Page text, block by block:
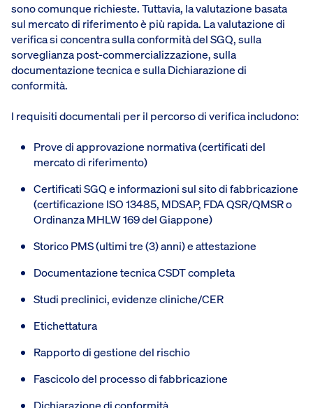
sono comunque richieste. Tuttavia, la valutazione basata
sul mercato di riferimento è più rapida. La valutazione di
verifica si concentra sulla conformità del SGQ, sulla
sorveglianza post-commercializzazione, sulla
documentazione tecnica e sulla Dichiarazione di
conformità.
I requisiti documentali per il percorso di verifica includono:
Prove di approvazione normativa (certificati del
mercato di riferimento)
Certificati SGQ e informazioni sul sito di fabbricazione
(certificazione ISO 13485, MDSAP, FDA QSR/QMSR o
Ordinanza MHLW 169 del Giappone)
Storico PMS (ultimi tre (3) anni) e attestazione
Documentazione tecnica CSDT completa
Studi preclinici, evidenze cliniche/CER
Etichettatura
Rapporto di gestione del rischio
Fascicolo del processo di fabbricazione